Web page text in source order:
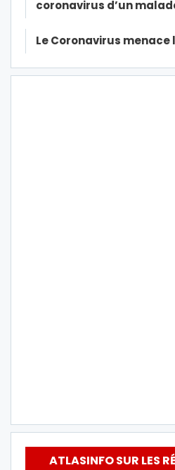
coronavirus d’un
Le Coronavirus menace
ATLASINFO SUR LES